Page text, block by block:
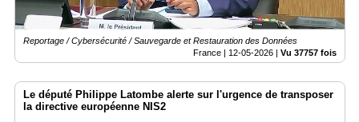
Blogs
Prémium
annuaire
Accès
Reportage / Cybersécurité / Sauvegarde et Restauration des Données
France | 12-05-2026 Vu 37757 fois
Le député Philippe Latombe alerte sur l'urgence de transposer
la directive européenne NIS2